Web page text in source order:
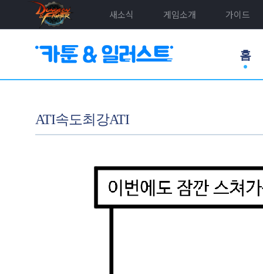
새소식 게임소개 가이드
홈
ATI속도최강ATI